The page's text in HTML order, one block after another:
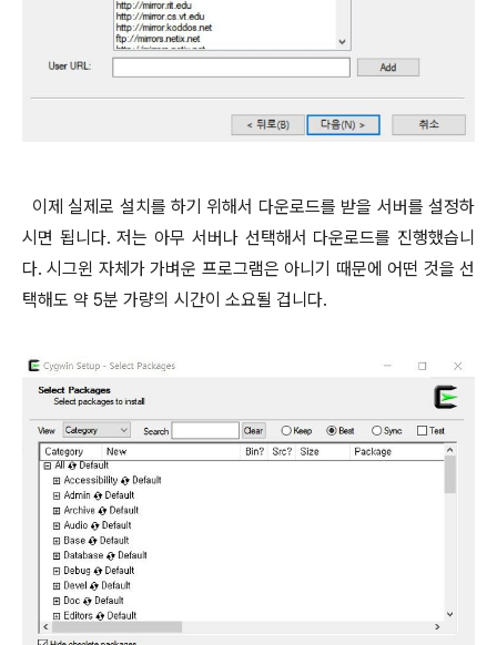
이제 실제로 설치를 하기 위해서 다운로드를 받을 서버를 설정하
시면 됩니다. 저는 아무 서버나 선택해서 다운로드를 진행했습니
다. 시그윈 자체가 가벼운 프로그램은 아니기 때문에 어떤 것을 선
택해도 약 5분 가량의 시간이 소요될 겁니다.